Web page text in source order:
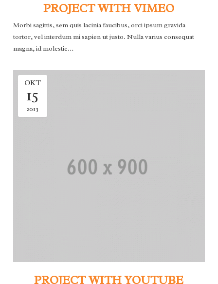
PROJECT WITH VIMEO
Morbi sagittis, sem quis lacinia faucibus, orci ipsum gravida
tortor, vel interdum mi sapien ut justo. Nulla varius consequat
magna, id molestie…
PROJECT WITH YOUTUBE
OKT
15
2013